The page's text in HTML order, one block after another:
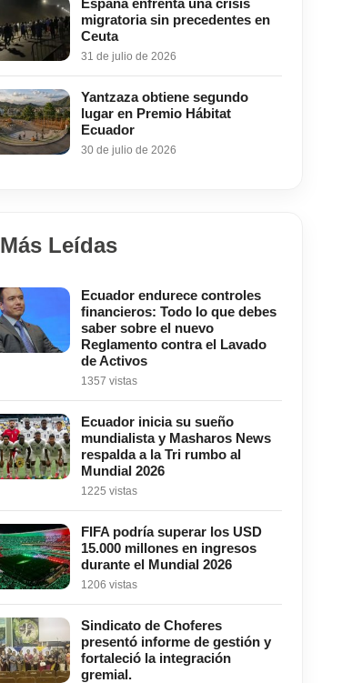
España enfrenta una crisis
migratoria sin precedentes en
Ceuta
31 de julio de 2026
Yantzaza obtiene segundo
lugar en Premio Hábitat
Ecuador
30 de julio de 2026
Más Leídas
Ecuador endurece controles
financieros: Todo lo que debes
saber sobre el nuevo
Reglamento contra el Lavado
de Activos
1357 vistas
Ecuador inicia su sueño
mundialista y Masharos News
respalda a la Tri rumbo al
Mundial 2026
1225 vistas
FIFA podría superar los USD
15.000 millones en ingresos
durante el Mundial 2026
1206 vistas
Sindicato de Choferes
presentó informe de gestión y
fortaleció la integración
gremial.